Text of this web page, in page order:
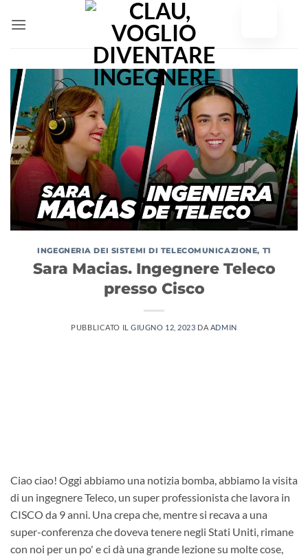
INGEGNERIA DEI SISTEMI DI TELECOMUNICAZIONE, T1
Sara Macias. Ingegnere Teleco
presso Cisco
PUBBLICATO ILGIUGNO 12, 2023 DA ADMIN
Ciao ciao! Oggi abbiamo una notizia bomba, abbiamo la visita
di un ingegnere Teleco, un super professionista che lavora in
CISCO da 9 anni. Una crepa che, mentre si recava a una
super-conferenza che doveva tenere negli Stati Uniti, rimane
con noi per un po' e ci dà una grande lezione su molte cose,